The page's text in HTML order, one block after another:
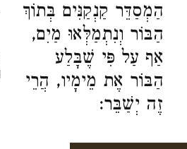
הַמְסַדֵּר קַנְקַנִּים בְּתוֹךְ
הַבּוֹר וְנִתְמַלְּאוּ מַיִם,
אַף עַל פִּי שֶׁבָּלַע
הַבּוֹר אֶת מֵימָיו, הֲרֵי
זֶה יְשַׁבֵּר: